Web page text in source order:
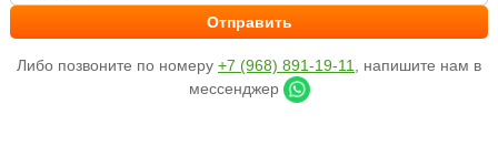
Либо позвоните по номеру +7 (968) 891-19-11
, напишите нам в
мессенджер